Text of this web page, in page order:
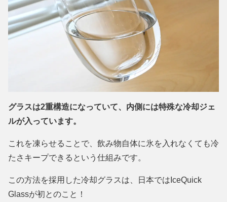
グラスは2重構造になっていて、内側には特殊な冷却ジェ
ルが入っています。
これを凍らせることで、飲み物自体に氷を入れなくても冷
たさキープできるという仕組みです。
この方法を採用した冷却グラスは、日本ではIceQuick
Glassが初とのこと！